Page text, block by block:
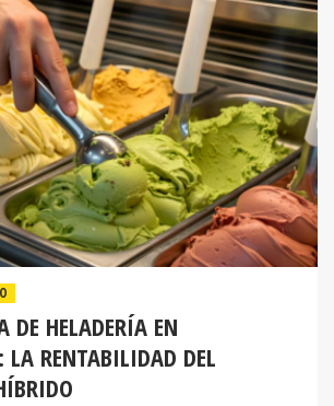
DE HELADERÍA EN
LA RENTABILIDAD DEL